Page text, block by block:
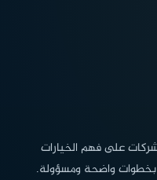
على فهم الخيارات
بخطوات واضحة ومسؤولة.